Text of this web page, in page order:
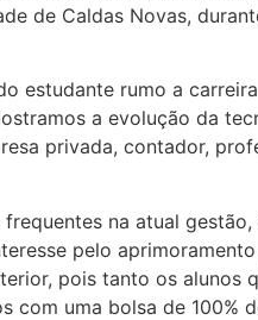
de Caldas Novas,
estudante rumo a
a evolução da
privada, contador,
na atual
pelo
pois tanto os alunos
com uma bolsa de 100%